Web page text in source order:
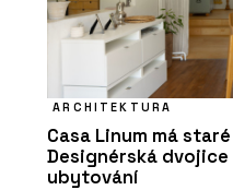
ARCHITEKTURA
Casa Linum má
Designérská
ubytování